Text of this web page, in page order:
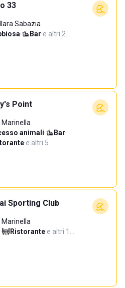
33
Sabazia
· Bar·e altri 2…
Point
animali· Bar·
·e altri 5…
Sporting Club
· Ristorante·e altri 1…